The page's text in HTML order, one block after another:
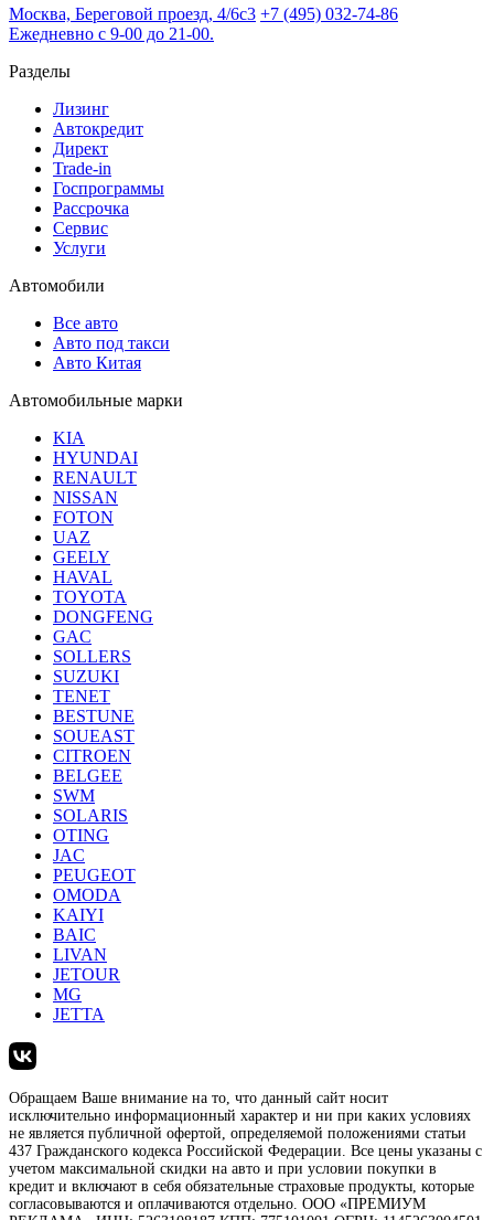
Москва, Береговой проезд, 4/6с3 +7 (495) 032-74-86
Ежедневно с 9-00 до 21-00.
Разделы
Лизинг
Автокредит
Директ
Trade-in
Госпрограммы
Рассрочка
Сервис
Услуги
Автомобили
Все авто
Авто под такси
Авто Китая
Автомобильные марки
KIA
HYUNDAI
RENAULT
NISSAN
FOTON
UAZ
GEELY
HAVAL
TOYOTA
DONGFENG
GAC
SOLLERS
SUZUKI
TENET
BESTUNE
SOUEAST
CITROEN
BELGEE
SWM
SOLARIS
OTING
JAC
PEUGEOT
OMODA
KAIYI
BAIC
LIVAN
JETOUR
MG
JETTA
Обращаем Ваше внимание на то, что данный сайт носит
исключительно информационный характер и ни при каких условиях
не является публичной офертой, определяемой положениями статьи
437 Гражданского кодекса Российской Федерации. Все цены указаны с
учетом максимальной скидки на авто и при условии покупки в
кредит и включают в себя обязательные страховые продукты, которые
согласовываются и оплачиваются отдельно. ООО «ПРЕМИУМ